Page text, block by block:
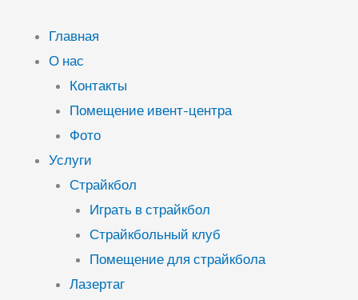
содержимому
Главная
О нас
Контакты
Помещение ивент-центра
Фото
Услуги
Страйкбол
Играть в страйкбол
Страйкбольный клуб
Помещение для страйкбола
Лазертаг